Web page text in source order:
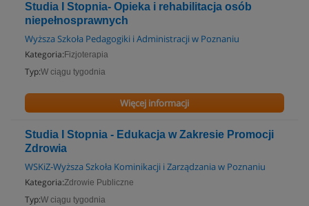
Studia I Stopnia- Opieka i rehabilitacja osób
niepełnosprawnych
Wyższa Szkoła Pedagogiki i Administracji w Poznaniu
Kategoria: Fizjoterapia
Typ:W ciągu tygodnia
Więcej informacji
Studia I Stopnia - Edukacja w Zakresie Promocji
Zdrowia
WSKiZ-Wyższa Szkoła Kominikacji i Zarządzania w Poznaniu
Kategoria:Zdrowie Publiczne
Typ:W ciągu tygodnia